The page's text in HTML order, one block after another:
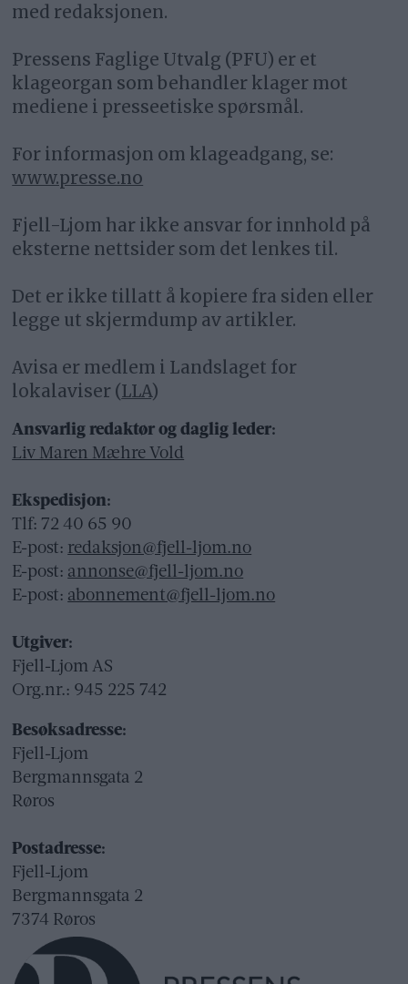
med redaksjonen.
Pressens Faglige Utvalg (PFU) er et
klageorgan som behandler klager mot
mediene i presseetiske spørsmål.
For informasjon om klageadgang, se:
www.presse.no
Fjell-Ljom har ikke ansvar for innhold på
eksterne nettsider som det lenkes til.
Det er ikke tillatt å kopiere fra siden eller
legge ut skjermdump av artikler.
Avisa er medlem i Landslaget for
lokalaviser (LLA)
Ansvarlig redaktør og daglig leder:
Liv Maren Mæhre Vold
Ekspedisjon:
Tlf: 72 40 65 90
E-post: redaksjon@fjell-ljom.no
E-post: annonse@fjell-ljom.no
E-post: abonnement@fjell-ljom.no
Utgiver:
Fjell-Ljom AS
Org.nr.: 945 225 742
Besøksadresse:
Fjell-Ljom
Bergmannsgata 2
Røros
Postadresse:
Fjell-Ljom
Bergmannsgata 2
7374 Røros